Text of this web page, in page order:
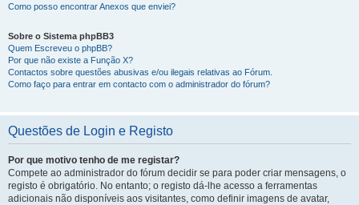
Como posso encontrar Anexos que enviei?
Sobre o Sistema phpBB3
Quem Escreveu o phpBB?
Por que não existe a Função X?
Contactos sobre questões abusivas e/ou ilegais relativas ao Fórum.
Como faço para entrar em contacto com o administrador do fórum?
Questões de Login e Registo
Por que motivo tenho de me registar?
Compete ao administrador do fórum decidir se para poder criar mensagens, o
registo é obrigatório. No entanto; o registo dá-lhe acesso a ferramentas
adicionais não disponíveis aos visitantes, como definir imagens de avatar,